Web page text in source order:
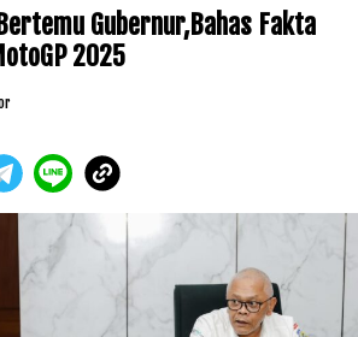
Bertemu Gubernur,Bahas Fakta
2025